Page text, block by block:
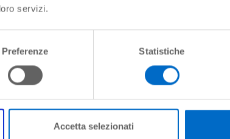
servizi.
Preferenze Statistiche
Accetta selezionati